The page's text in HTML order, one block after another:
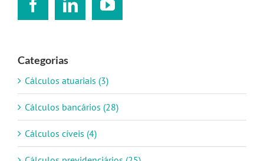
Categorias
Cálculos atuariais (3)
Cálculos bancários (28)
Cálculos cíveis (4)